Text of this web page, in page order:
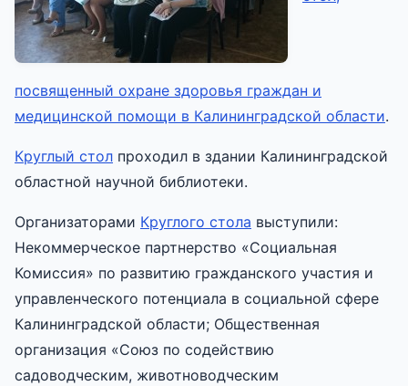
посвященный охране здоровья граждан и
медицинской помощи в Калининградской области.
Круглый стол проходил в здании Калининградской
областной научной библиотеки.
Организаторами Круглого стола выступили:
Некоммерческое партнерство «Социальная
Комиссия» по развитию гражданского участия и
управленческого потенциала в социальной сфере
Калининградской области; Общественная
организация «Союз по содействию
садоводческим, животноводческим